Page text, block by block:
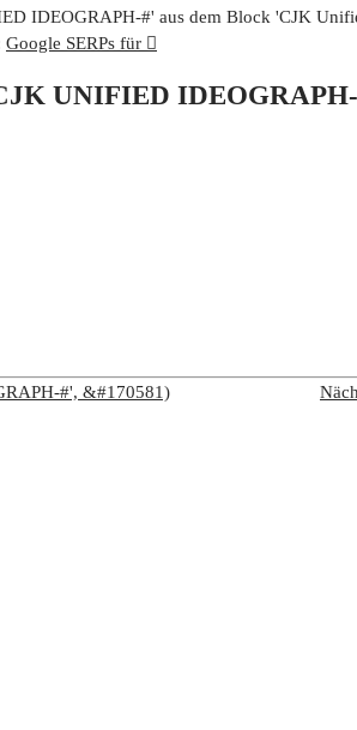
IDEOGRAPH-#' aus dem Block 'CJK
Google SERPs für 𩩖
UNIFIED
#', &#170581)